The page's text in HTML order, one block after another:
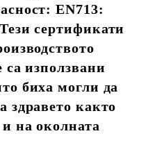
EN713:
сертификати
използвани
биха могли да
здравето както
на околната